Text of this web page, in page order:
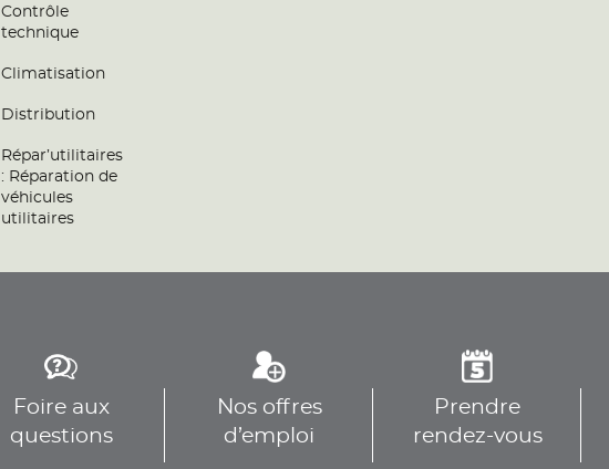
Contrôle
technique
Climatisation
Distribution
Répar’utilitaires
: Réparation de
véhicules
utilitaires
Foire aux
questions
Nos offres
d’emploi
Prendre
rendez-vous